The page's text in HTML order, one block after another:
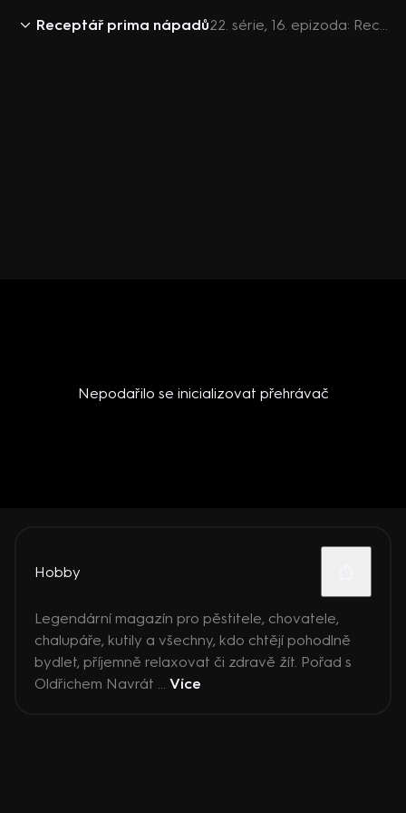
Receptář prima nápadů 22. série, 16. epizoda: Receptář prima nápadů S22 (16)
Nepodařilo se inicializovat přehrávač
Hobby
Legendární magazín pro pěstitele, chovatele,
chalupáře, kutily a všechny, kdo chtějí pohodlně
bydlet, příjemně relaxovat či zdravě žít. Pořad s
Oldřichem Navrát ... Více